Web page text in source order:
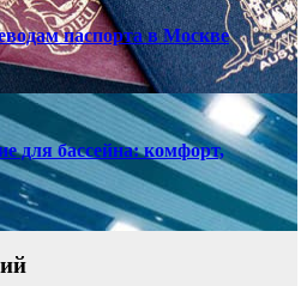
паспорта в Москве
для бассейна: комфорт,